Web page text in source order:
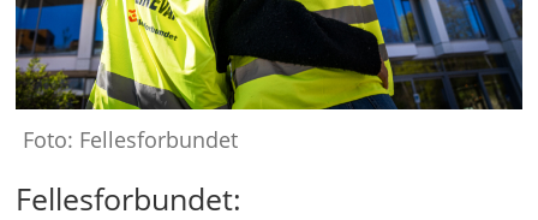
Foto: Fellesforbundet
Fellesforbundet: